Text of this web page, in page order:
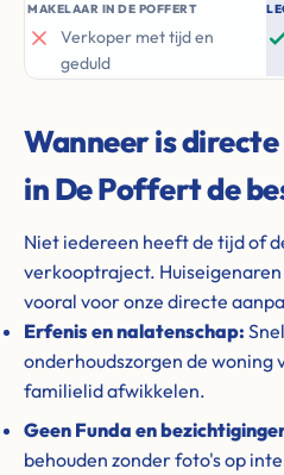
MAKELAAR IN DE POFFERT
Verkoper met tijd en
geduld
Wanneer is
in De Poffert de
Niet iedereen heeft de tijd of
verkooptraject.
vooral voor onze directe
Erfenis en nalatenschap:
onderhoudszorgen de woning
familielid afwikkelen.
Geen Funda en
behouden zonder foto's op